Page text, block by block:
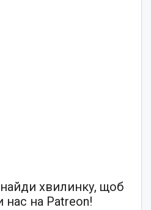
хвилинку, щоб
нас на Patreon!